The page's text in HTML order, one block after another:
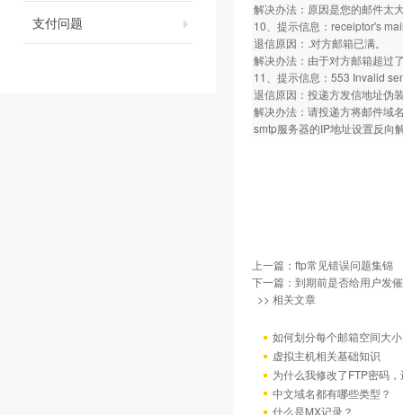
支付问题
解决办法：原因是您的邮件太
10、提示信息：receiptor's
退信原因：.对方邮箱已满。
解决办法：由于对方邮箱超过
11、提示信息：553 Invalid
退信原因：投递方发信地址伪
解决办法：请投递方将邮件域
smtp服务器的IP地址设置反向
上一篇： ftp常见错误问题集锦
下一篇： 到期前是否给用户发
>> 相关文章
如何划分每个邮箱空间大
虚拟主机相关基础知识
为什么我修改了FTP密码
中文域名都有哪些类型？
什么是MX记录？